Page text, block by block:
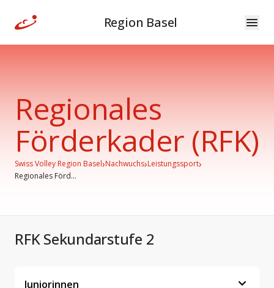
Region Basel
Regionales
Förderkader (RFK)
Swiss Volley Region Basel›Nachwuchs›Leistungssport›
Regionales Förd...
RFK Sekundarstufe 2
Juniorinnen